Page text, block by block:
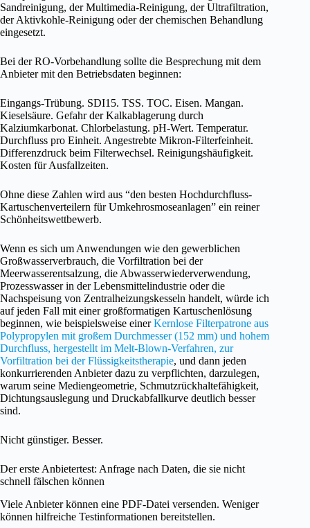
Sandreinigung, der Multimedia-Reinigung, der Ultrafiltration,
der Aktivkohle-Reinigung oder der chemischen Behandlung
eingesetzt.
Bei der RO-Vorbehandlung sollte die Besprechung mit dem
Anbieter mit den Betriebsdaten beginnen:
Eingangs-Trübung. SDI15. TSS. TOC. Eisen. Mangan.
Kieselsäure. Gefahr der Kalkablagerung durch
Kalziumkarbonat. Chlorbelastung. pH-Wert. Temperatur.
Durchfluss pro Einheit. Angestrebte Mikron-Filterfeinheit.
Differenzdruck beim Filterwechsel. Reinigungshäufigkeit.
Kosten für Ausfallzeiten.
Ohne diese Zahlen wird aus “den besten Hochdurchfluss-
Kartuschenverteilern für Umkehrosmoseanlagen” ein reiner
Schönheitswettbewerb.
Wenn es sich um Anwendungen wie den gewerblichen
Großwasserverbrauch, die Vorfiltration bei der
Meerwasserentsalzung, die Abwasserwiederverwendung,
Prozesswasser in der Lebensmittelindustrie oder die
Nachspeisung von Zentralheizungskesseln handelt, würde ich
auf jeden Fall mit einer großformatigen Kartuschenlösung
beginnen, wie beispielsweise einerKernlose Filterpatrone aus
Polypropylen mit großem Durchmesser (152 mm) und hohem
Durchfluss, hergestellt im Melt-Blown-Verfahren, zur
Vorfiltration bei der Flüssigkeitstherapie, und dann jeden
konkurrierenden Anbieter dazu zu verpflichten, darzulegen,
warum seine Mediengeometrie, Schmutzrückhaltefähigkeit,
Dichtungsauslegung und Druckabfallkurve deutlich besser
sind.
Nicht günstiger. Besser.
Der erste Anbietertest: Anfrage nach Daten, die sie nicht
schnell fälschen können
Viele Anbieter können eine PDF-Datei versenden. Weniger
können hilfreiche Testinformationen bereitstellen.